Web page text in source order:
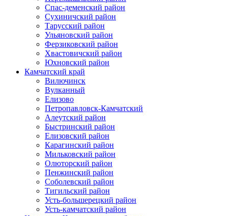
Спас-деменский район
Сухиничский район
Тарусский район
Ульяновский район
Ферзиковский район
Хвастовичский район
Юхновский район
Камчатский край
Вилючинск
Вулканный
Елизово
Петропавловск-Камчатский
Алеутский район
Быстринский район
Елизовский район
Карагинский район
Мильковский район
Олюторский район
Пенжинский район
Соболевский район
Тигильский район
Усть-большерецкий район
Усть-камчатский район